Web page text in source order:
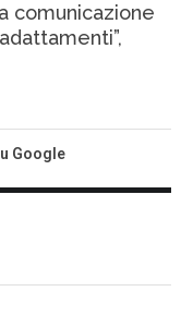
comunicazione
Google